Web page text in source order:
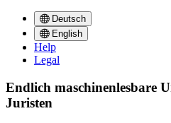
Deutsch
English
Help
Legal
Endlich maschinenlesbare
Juristen